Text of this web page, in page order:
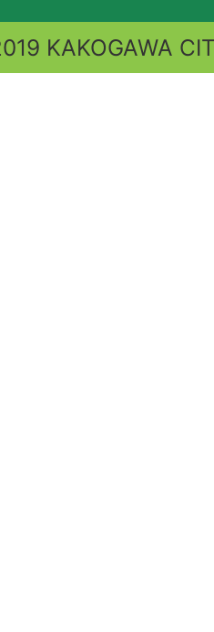
KAKOGAWA